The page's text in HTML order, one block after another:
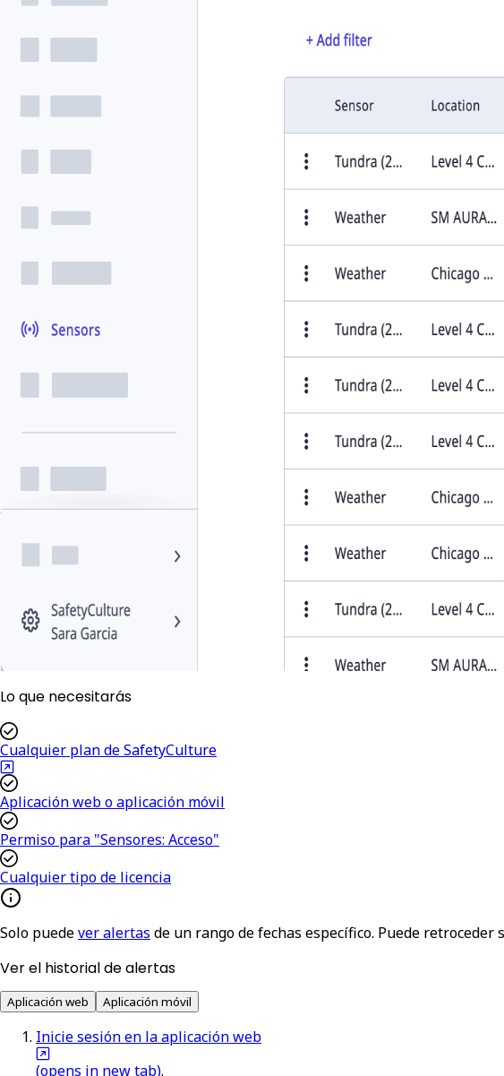
Lo que necesitarás
Cualquier plan de SafetyCulture
Aplicación web o aplicación móvil
Permiso para "Sensores: Acceso"
Cualquier tipo de licencia
Solo puedever alertas de un rango de fechas específico. Puede
Ver el historial de alertas
Aplicación web Aplicación móvil
Inicie sesión en la aplicación web
(opens in new tab).